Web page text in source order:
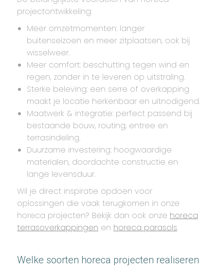
projectontwikkeling:
Meer omzetmomenten: langer
buitenseizoen en meer zitplaatsen, ook bij
wisselweer.
Meer comfort: beschutting tegen wind en
regen, zonder in te leveren op uitstraling.
Sterke beleving: een serre of overkapping
maakt je locatie herkenbaar en uitnodigend.
Maatwerk & integratie: perfect passend bij
bestaande bouw, routing, entree en
terrasindeling.
Duurzame investering: hoogwaardige
materialen, doordachte constructie en
lange levensduur.
Wil je direct inspiratie opdoen voor
oplossingen die vaak terugkomen in onze
horeca projecten? Bekijk dan ook onze horeca
terrasoverkappingen en horeca parasols.
Welke soorten horeca projecten realiseren